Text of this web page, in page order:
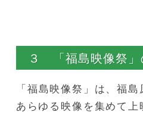
３ 「福島映像祭
「福島映像祭」は、福島原発事故にまつわる、
あらゆる映像を集めて